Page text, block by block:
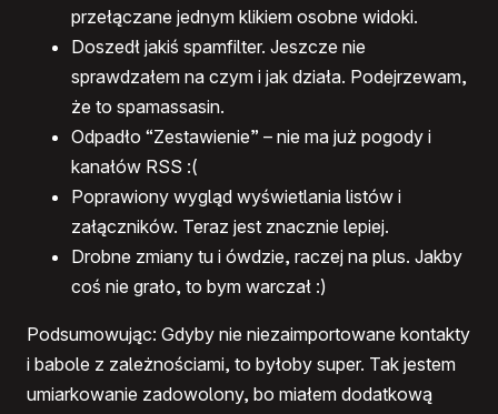
przełączane jednym klikiem osobne widoki.
Doszedł jakiś spamfilter. Jeszcze nie
sprawdzałem na czym i jak działa. Podejrzewam,
że to spamassasin.
Odpadło “Zestawienie” – nie ma już pogody i
kanałów RSS :(
Poprawiony wygląd wyświetlania listów i
załączników. Teraz jest znacznie lepiej.
Drobne zmiany tu i ówdzie, raczej na plus. Jakby
coś nie grało, to bym warczał :)
Podsumowując: Gdyby nie niezaimportowane kontakty
i babole z zależnościami, to byłoby super. Tak jestem
umiarkowanie zadowolony, bo miałem dodatkową